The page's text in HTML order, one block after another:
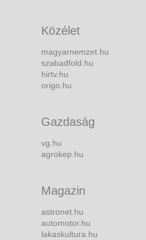
Közélet
magyarnemzet.hu
szabadfold.hu
hirtv.hu
origo.hu
Gazdaság
vg.hu
agrokep.hu
Magazin
astronet.hu
automotor.hu
lakaskultura.hu